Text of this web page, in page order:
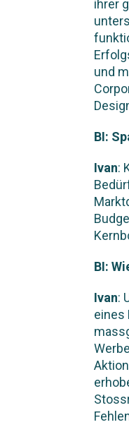
ihrer
und
BI:
Ivan:
BI:
Ivan:
eines